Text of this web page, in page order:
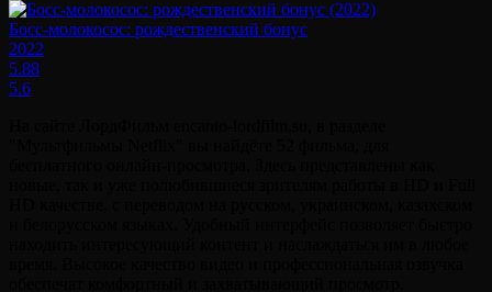
Босс-молокосос: рождественский бонус
2022
5.88
5.6